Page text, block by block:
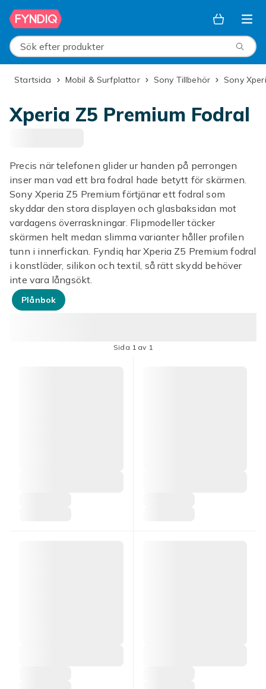
Hoppa till huvudinnehållet
Sök efter produkter
Startsida Mobil & Surfplattor Sony Tillbehör Sony
Xperia Z5 Premium Fodral
Precis när telefonen glider ur handen på perrongen
inser man vad ett bra fodral hade betytt för skärmen.
Sony Xperia Z5 Premium förtjänar ett fodral som
skyddar den stora displayen och glasbaksidan mot
vardagens överraskningar. Flipmodeller täcker
skärmen helt medan slimma varianter håller profilen
tunn i innerfickan. Fyndiq har Xperia Z5 Premium fodral
i konstläder, silikon och textil, så rätt skydd behöver
inte vara långsökt.
Plånbok
Sida 1 av 1